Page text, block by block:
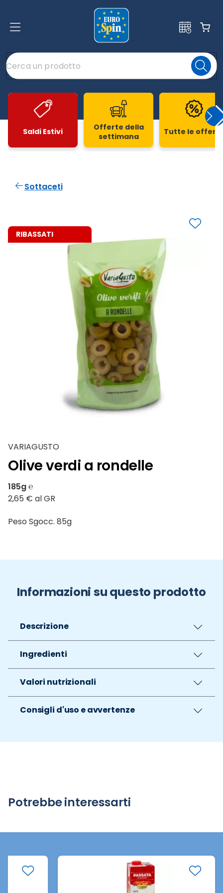
Saldi Estivi
Offerte della
settimana
Tutte le
Sottaceti
RIBASSATI
VARIAGUSTO
Olive verdi a rondelle
185g ℮
2,65 € al GR
Peso Sgocc. 85g
Informazioni su questo prodotto
Descrizione
Ingredienti
Valori nutrizionali
Consigli d'uso e avvertenze
Potrebbe interessarti